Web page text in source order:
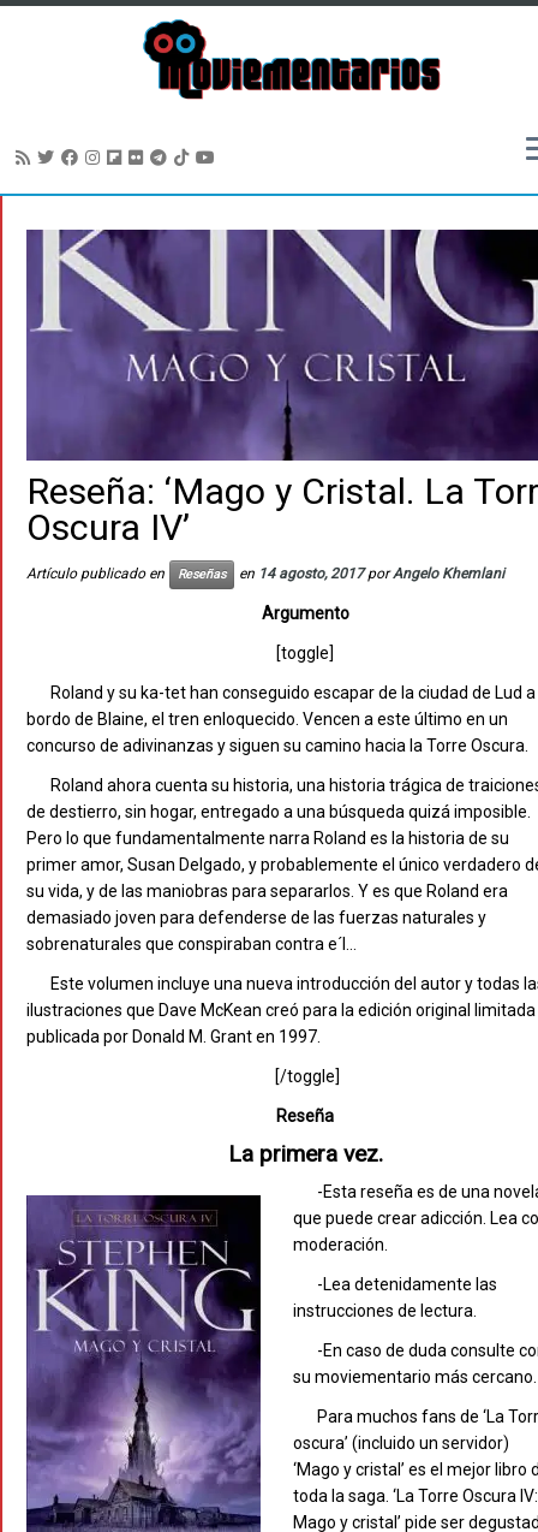
contenido
Reseña: ‘Mago y Cristal. La
Oscura IV’
Artículo publicado en Reseñas en 14 agosto, 2017 porAngelo Khemlani
Argumento
[toggle]
Roland y su ka-tet han conseguido escapar de la ciudad de Lud a
bordo de Blaine, el tren enloquecido. Vencen a este último en un
concurso de adivinanzas y siguen su camino hacia la Torre Oscura.
Roland ahora cuenta su historia, una historia trágica de
de destierro, sin hogar, entregado a una búsqueda quizá imposible.
Pero lo que fundamentalmente narra Roland es la historia de su
primer amor, Susan Delgado, y probablemente el único verdadero
su vida, y de las maniobras para separarlos. Y es que Roland era
demasiado joven para defenderse de las fuerzas naturales y
sobrenaturales que conspiraban contra e´l…
Este volumen incluye una nueva introducción del autor y todas
ilustraciones que Dave McKean creó para la edición original limitada
publicada por Donald M. Grant en 1997.
[/toggle]
Reseña
La primera vez.
-Esta reseña es de una
que puede crear adicción. Lea
moderación.
-Lea detenidamente las
instrucciones de lectura.
-En caso de duda consulte
su moviementario más cercano.
Para muchos fans de ‘La
oscura’ (incluido un servidor)
‘Mago y cristal’ es el mejor libro
toda la saga. ‘La Torre Oscura IV:
Mago y cristal’ pide ser